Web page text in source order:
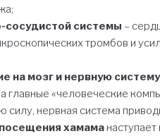
сосудистой системы –
тромбов и
на мозг и нервную систему
главные «человеческие
силу, нервная система
посещения хамама